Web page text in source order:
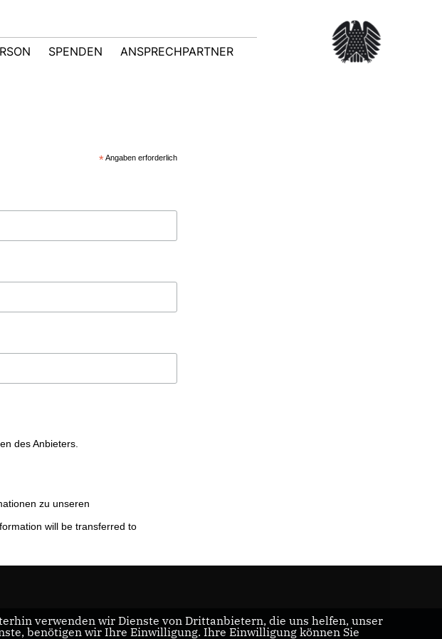
SPENDEN
ANSPRECHPARTNER
*Angaben erforderlich
des Anbieters.
zu unseren
will be transferred to
verwenden wir Dienste von Drittanbietern, die uns helfen, unser
benötigen wir Ihre Einwilligung. Ihre Einwilligung können Sie